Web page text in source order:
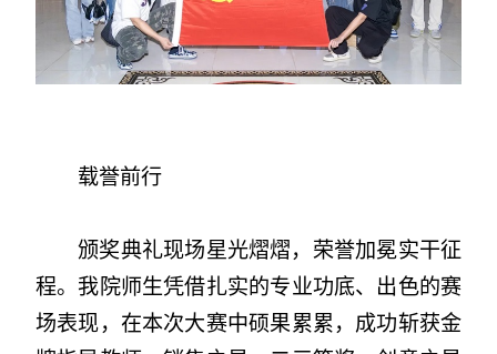
载誉前行
颁奖典礼现场星光熠熠，荣誉加冕实干征
程。我院师生凭借扎实的专业功底、出色的赛
场表现，在本次大赛中硕果累累，成功斩获金